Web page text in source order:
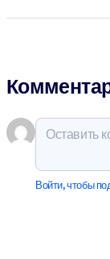
Войти, чтобы